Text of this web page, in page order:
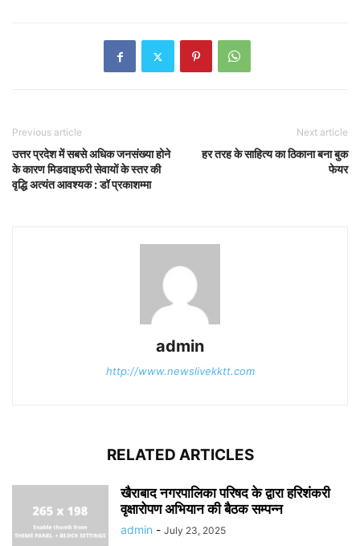
Previous article
उत्तर प्रदेश में सबसे अधिक जनसंख्या होने
के कारण मिडवाइफरी सेवायों के स्तर की
वृद्धि अत्यंत आवश्यक : डॉ प्रकाशम्मा
Next article
हर तरह के साहित्य का ठिकाना बना बुक
फेयर
admin
http://www.newslivekktt.com
RELATED ARTICLES
खैराबाद नगरपालिका परिषद के द्वारा हरिशंकरी
वृक्षारोपण अभियान की बैठक सम्पन्न
admin - July 23, 2025